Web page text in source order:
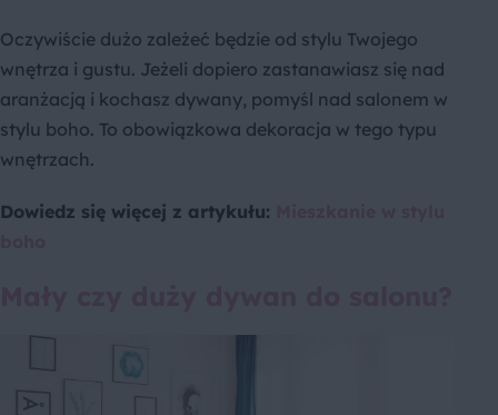
Oczywiście dużo zależeć będzie od stylu Twojego
wnętrza i gustu. Jeżeli dopiero zastanawiasz się nad
aranżacją i kochasz dywany, pomyśl nad salonem w
stylu boho. To obowiązkowa dekoracja w tego typu
wnętrzach.
Dowiedz się więcej z artykułu: